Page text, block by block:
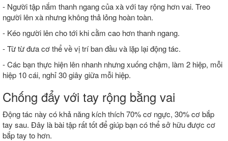
- Người tập nắm thanh ngang của xà với tay rộng hơn vai. Treo
người lên xà nhưng không thả lỏng hoàn toàn.
- Kéo người lên cho tới khi cằm cao hơn thanh ngang.
- Từ từ đưa cơ thể về vị trí ban đầu và lặp lại động tác.
- Các bạn thực hiện lên nhanh nhưng xuống chậm, làm 2 hiệp, mỗi
hiệp 10 cái, nghỉ 30 giây giữa mỗi hiệp.
Chống đẩy với tay rộng bằng vai
Động tác này có khả năng kích thích 70% cơ ngực, 30% cơ bắp
tay sau. Đây là bài tập rất tốt để giúp bạn có thể sở hữu được cơ
bắp tay to hơn.